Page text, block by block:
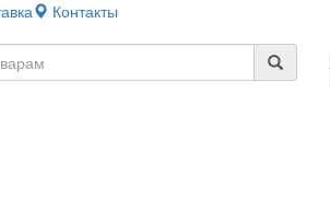
Контакты